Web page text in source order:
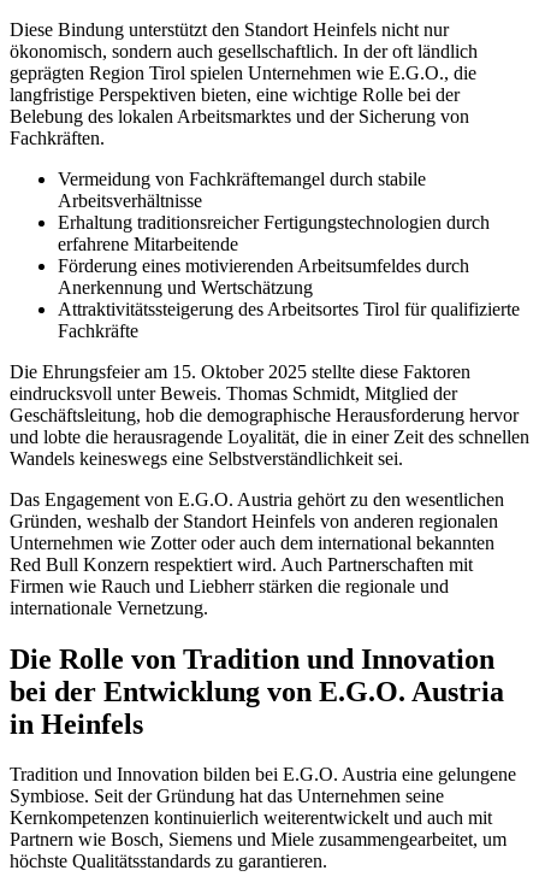
Diese Bindung unterstützt den Standort Heinfels nicht nur
ökonomisch, sondern auch gesellschaftlich. In der oft ländlich
geprägten Region Tirol spielen Unternehmen wie E.G.O., die
langfristige Perspektiven bieten, eine wichtige Rolle bei der
Belebung des lokalen Arbeitsmarktes und der Sicherung von
Fachkräften.
Vermeidung von Fachkräftemangel durch stabile
Arbeitsverhältnisse
Erhaltung traditionsreicher Fertigungstechnologien durch
erfahrene Mitarbeitende
Förderung eines motivierenden Arbeitsumfeldes durch
Anerkennung und Wertschätzung
Attraktivitätssteigerung des Arbeitsortes Tirol für qualifizierte
Fachkräfte
Die Ehrungsfeier am 15. Oktober 2025 stellte diese Faktoren
eindrucksvoll unter Beweis. Thomas Schmidt, Mitglied der
Geschäftsleitung, hob die demographische Herausforderung hervor
und lobte die herausragende Loyalität, die in einer Zeit des schnellen
Wandels keineswegs eine Selbstverständlichkeit sei.
Das Engagement von E.G.O. Austria gehört zu den wesentlichen
Gründen, weshalb der Standort Heinfels von anderen regionalen
Unternehmen wie Zotter oder auch dem international bekannten
Red Bull Konzern respektiert wird. Auch Partnerschaften mit
Firmen wie Rauch und Liebherr stärken die regionale und
internationale Vernetzung.
Die Rolle von Tradition und Innovation
bei der Entwicklung von E.G.O. Austria
in Heinfels
Tradition und Innovation bilden bei E.G.O. Austria eine gelungene
Symbiose. Seit der Gründung hat das Unternehmen seine
Kernkompetenzen kontinuierlich weiterentwickelt und auch mit
Partnern wie Bosch, Siemens und Miele zusammengearbeitet, um
höchste Qualitätsstandards zu garantieren.